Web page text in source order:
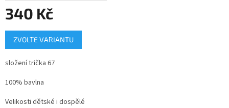
340 Kč
Měrná
cena:
ZVOLTE VARIANTU
složení trička 67
100% bavlna
Velikosti dětské i dospělé